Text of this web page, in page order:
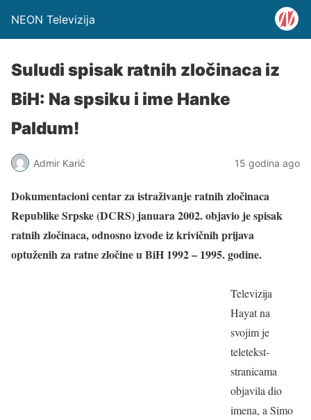
NEON Televizija
Suludi spisak ratnih zločinaca iz
BiH: Na spsiku i ime Hanke
Paldum!
Admir Karić 15 godina ago
Dokumentacioni centar za istraživanje ratnih zločinaca
Republike Srpske (DCRS) januara 2002. objavio je spisak
ratnih zločinaca, odnosno izvode iz krivičnih prijava
optuženih za ratne zločine u BiH 1992 – 1995. godine.
Televizija
Hayat na
svojim je
teletekst-
stranicama
objavila dio
imena, a Simo